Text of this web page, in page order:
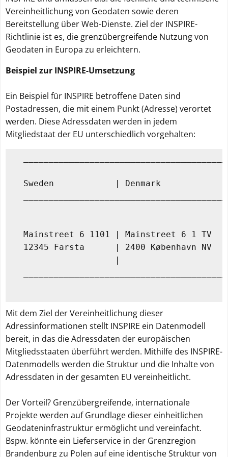
Webanalyse
zulassen
Webanalyse
Vereinheitlichung von Geodaten sowie deren
Bereitstellung über Web-Dienste. Ziel der INSPIRE-
Richtlinie ist es, die grenzübergreifende Nutzung von
Geodaten in Europa zu erleichtern.
Beispiel zur INSPIRE-Umsetzung
Ein Beispiel für INSPIRE betroffene Daten sind
Postadressen, die mit einem Punkt (Adresse) verortet
werden. Diese Adressdaten werden in jedem
Mitgliedstaat der EU unterschiedlich vorgehalten:
Sweden            | Denmark
Mainstreet 6 1101 | Mainstreet 6 1 TV
12345 Farsta      | 2400 København NV
Mit dem Ziel der Vereinheitlichung dieser
Adressinformationen stellt INSPIRE ein Datenmodell
bereit, in das die Adressdaten der europäischen
Mitgliedsstaaten überführt werden. Mithilfe des INSPIRE-
Datenmodells werden die Struktur und die Inhalte von
Adressdaten in der gesamten EU vereinheitlicht.
Der Vorteil? Grenzübergreifende, internationale
Projekte werden auf Grundlage dieser einheitlichen
Geodateninfrastruktur ermöglicht und vereinfacht.
Bspw. könnte ein Lieferservice in der Grenzregion
Brandenburg zu Polen auf eine identische Struktur von